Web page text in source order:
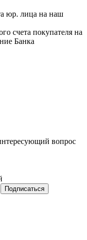
юр. лица на наш
счета покупателя на
Банка
вопрос
Подписаться